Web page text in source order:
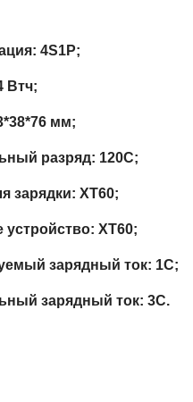
4S1P;
Втч;
мм;
разряд: 120C;
зарядки: XT60;
устройство: XT60;
зарядный ток: 1C;
зарядный ток: 3C.